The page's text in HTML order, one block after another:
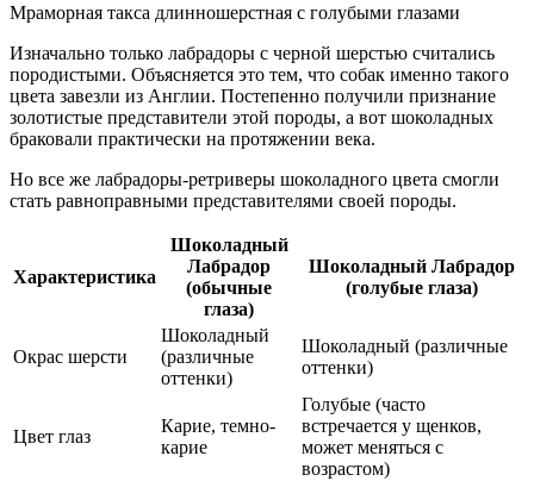
Мраморная такса длинношерстная с голубыми глазами
Изначально только лабрадоры с черной шерстью считались
породистыми. Объясняется это тем, что собак именно такого
цвета завезли из Англии. Постепенно получили признание
золотистые представители этой породы, а вот шоколадных
браковали практически на протяжении века.
Но все же лабрадоры-ретриверы шоколадного цвета смогли
стать равноправными представителями своей породы.
Характеристика
Шоколадный
Лабрадор
(обычные
глаза)
Шоколадный Лабрадор
(голубые глаза)
Окрас шерсти
Шоколадный
(различные
оттенки)
Шоколадный (различные
оттенки)
Цвет глаз
Карие, темно-
карие
Голубые (часто
встречается у щенков,
может меняться с
возрастом)